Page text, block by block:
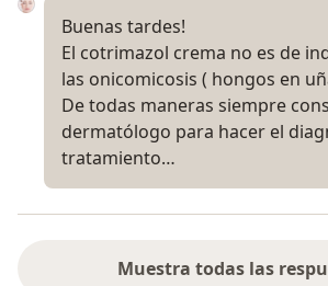
Buenas tardes!
El cotrimazol crema no es de
las onicomicosis ( hongos en
De todas maneras siempre
dermatólogo para hacer el
tratamiento…
Muestra todas las